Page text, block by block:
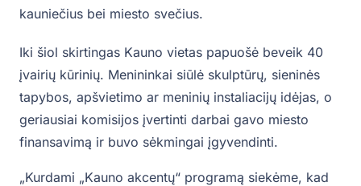
kauniečius bei miesto svečius.
Iki šiol skirtingas Kauno vietas papuošė beveik 40
įvairių kūrinių. Menininkai siūlė skulptūrų, sieninės
tapybos, apšvietimo ar meninių instaliacijų idėjas, o
geriausiai komisijos įvertinti darbai gavo miesto
finansavimą ir buvo sėkmingai įgyvendinti.
„Kurdami „Kauno akcentų“ programą siekėme, kad